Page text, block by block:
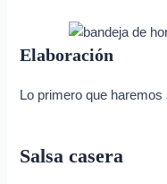
Elaboración
Lo primero que
Salsa casera